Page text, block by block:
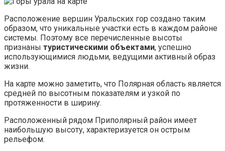
Расположение вершин Уральских гор создано таким
образом, что уникальные участки есть в каждом районе
системы. Поэтому все перечисленные высоты
признаны туристическими объектами, успешно
использующимися людьми, ведущими активный образ
жизни.
На карте можно заметить, что Полярная область является
средней по высотным показателям и узкой по
протяженности в ширину.
Расположенный рядом Приполярный район имеет
наибольшую высоту, характеризуется он острым
рельефом.